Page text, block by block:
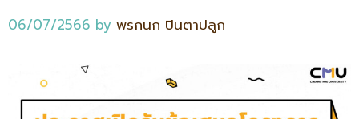
06/07/2566 by พรกนก ปินตาปลูก